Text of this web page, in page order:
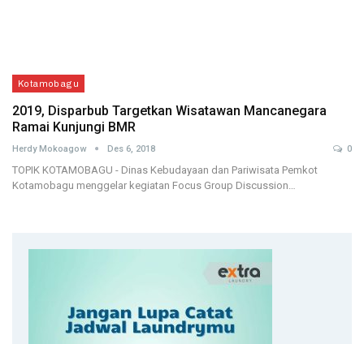
Kotamobagu
2019, Disparbub Targetkan Wisatawan Mancanegara
Ramai Kunjungi BMR
Herdy Mokoagow Des 6, 2018 0
TOPIK KOTAMOBAGU - Dinas Kebudayaan dan Pariwisata Pemkot
Kotamobagu menggelar kegiatan Focus Group Discussion…